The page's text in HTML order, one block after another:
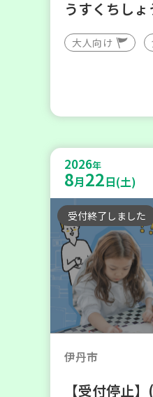
うすくちし
大人向け
2026年
8月22日(土)
受付終了しました
伊丹市
【受付停止